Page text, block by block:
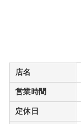
店名
営業時間
定休日